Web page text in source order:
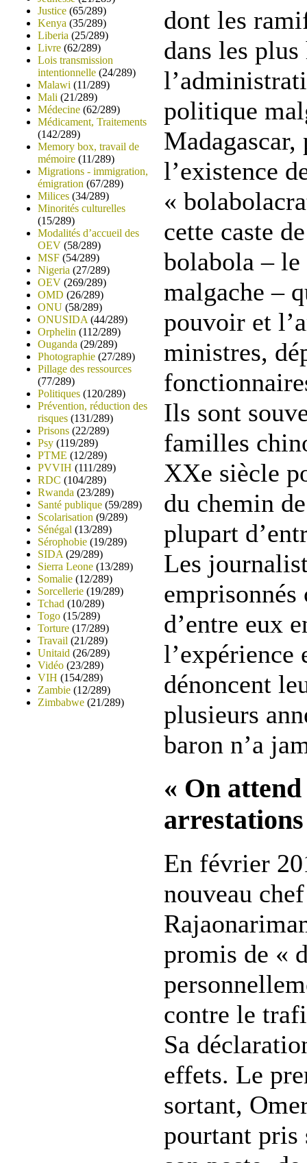
Justice (65/289)
Kenya (35/289)
Liberia (25/289)
Livre (62/289)
Lois transmission
intentionnelle (24/289)
Malawi (11/289)
Mali (21/289)
Médecine (62/289)
Médicament, Traitements
(142/289)
Memory box, travail de
mémoire (11/289)
Migrations - immigration,
émigration (67/289)
Milices (34/289)
Minorités culturelles
(15/289)
Modalités d’accueil des
OEV (58/289)
MSF (54/289)
Nigeria (27/289)
OEV (269/289)
OMD (26/289)
ONU (58/289)
ONUSIDA (44/289)
Orphelin (112/289)
Ouganda (29/289)
Photographie (27/289)
Pillage des ressources
(77/289)
Politiques (120/289)
Prévention, réduction des
risques (131/289)
Prisons (22/289)
Psy (119/289)
PTME (12/289)
PVVIH (111/289)
RDC (104/289)
Rwanda (23/289)
Santé publique (59/289)
Scolarisation (9/289)
Sénégal (13/289)
Sérophobie (19/289)
SIDA (29/289)
Sierra Leone (13/289)
Somalie (12/289)
Sorcellerie (19/289)
Tchad (10/289)
Togo (15/289)
Torture (17/289)
Travail (21/289)
Unitaid (26/289)
Vidéo (23/289)
VIH (154/289)
Zambie (12/289)
Zimbabwe (21/289)
dont les
dans les plus
politique
Madagascar,
l’existence
«
cette caste
bolabola – le
malgache –
pouvoir et
ministres,
Ils sont
familles
XXe siècle
du chemin
plupart
Les
emprisonnés
d’entre eux
dénoncent
plusieurs
baron n’a
« On
En février
nouveau
promis de «
contre le
Sa
effets. Le
sortant,
pourtant pris